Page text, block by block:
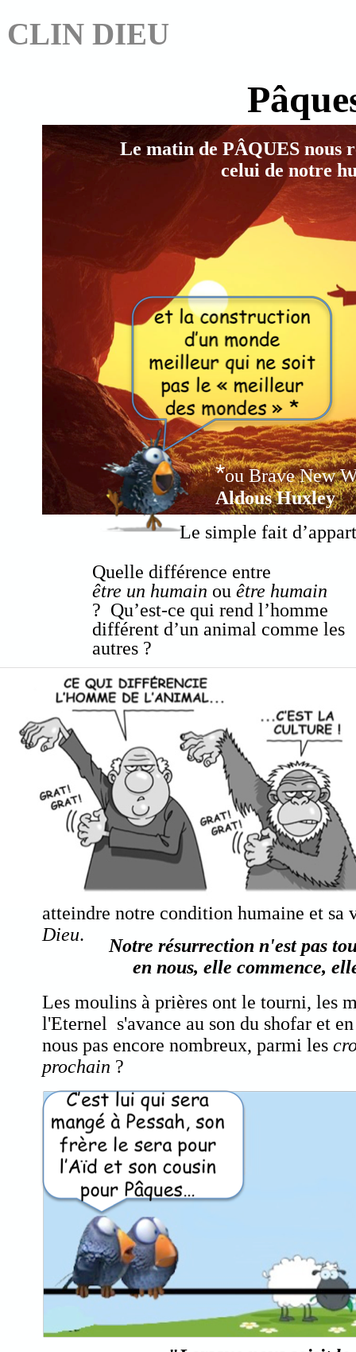
CLIN DIEU
Le matin de PÂQUES nous
celui de notre
*ou Brave New
Aldous Huxley
Le simple fait
Quelle différence entre
être un humain ou être humain
? Qu’est-ce qui rend l’homme
différent d’un animal comme les
autres ?
atteindre notre condition humaine et sa
Dieu.
Notre résurrection n'est pas
en nous, elle commence,
Les moulins à prières ont le tourni, les
l'Eternel s'avance au son du shofar et
nous pas encore nombreux, parmi les
prochain ?